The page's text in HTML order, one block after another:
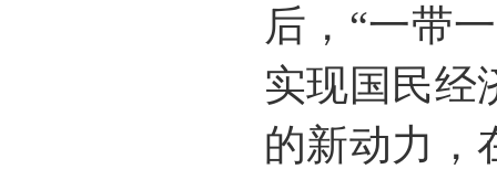
后，“一带
实现国民经
的新动力，